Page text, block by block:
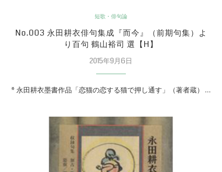
短歌・俳句論
No.003 永田耕衣俳句集成『而今』（前期句集）よ
り百句 鶴山裕司 選【H】
2015年9月6日
* 永田耕衣墨書作品「恋猫の恋する猫で押し通す」（著者蔵） …